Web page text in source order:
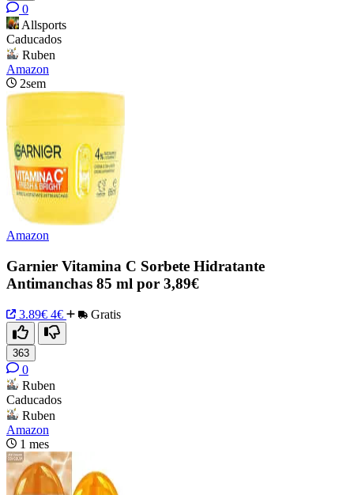
0
Allsports
Caducados
Ruben
Amazon
2sem
Amazon
Garnier Vitamina C Sorbete Hidratante
Antimanchas 85 ml por 3,89€
3.89€ 4€ Gratis
363
0
Ruben
Caducados
Ruben
Amazon
1 mes